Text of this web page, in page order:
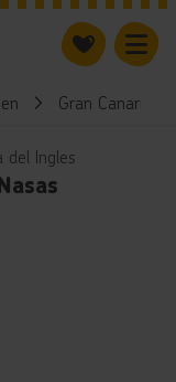
Gran Canaria
del Ingles